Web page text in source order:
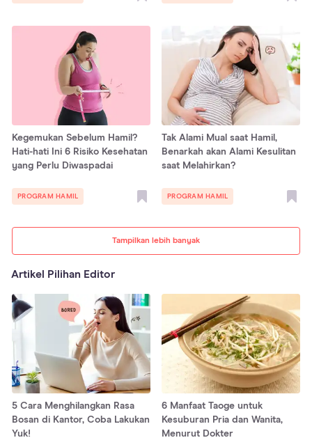
Tampilkan lebih banyak
Kegemukan Sebelum Hamil?
Hati-hati Ini 6 Risiko Kesehatan
yang Perlu Diwaspadai
PROGRAM HAMIL
Tak Alami Mual saat Hamil,
Benarkah akan Alami Kesulitan
saat Melahirkan?
PROGRAM HAMIL
Artikel Pilihan Editor
5 Cara Menghilangkan Rasa
Bosan di Kantor, Coba Lakukan
Yuk!
6 Manfaat Taoge untuk
Kesuburan Pria dan Wanita,
Menurut Dokter